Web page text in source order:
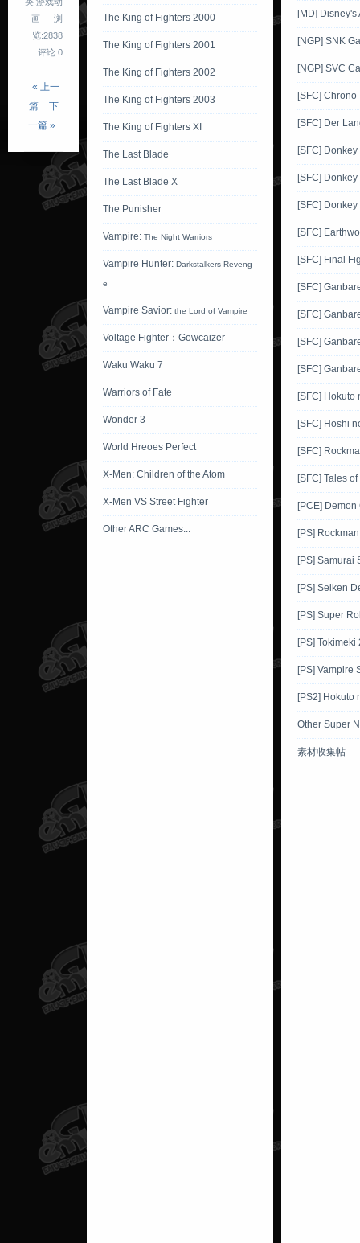
画
浏
览:2838
评论:0
« 上一
篇
下
一篇 »
The King of Fighters 2000
The King of Fighters 2001
The King of Fighters 2002
The King of Fighters 2003
The King of Fighters XI
The Last Blade
The Last Blade X
The Punisher
Vampire: The Night Warriors
Vampire Hunter: Darkstalkers Reveng
e
Vampire Savior: the Lord of Vampire
Voltage Fighter：Gowcaizer
Waku Waku 7
Warriors of Fate
Wonder 3
World Hreoes Perfect
X-Men: Children of the Atom
X-Men VS Street Fighter
Other ARC Games...
[MD] Disney's
[NGP] SNK
[NGP] SVC
[SFC] Chrono
[SFC] Der
[SFC]
[SFC]
[SFC]
[SFC]
[SFC] Final
[SFC]
[SFC]
[SFC]
[SFC]
[SFC] Hokuto
[SFC] Hoshi
[SFC]
[SFC] Tales
[PCE]
[PS]
[PS] Samurai
[PS] Seiken
[PS] Super
[PS] Tokimeki
[PS] Vampire
[PS2] Hokuto
Other Super
素材收集帖